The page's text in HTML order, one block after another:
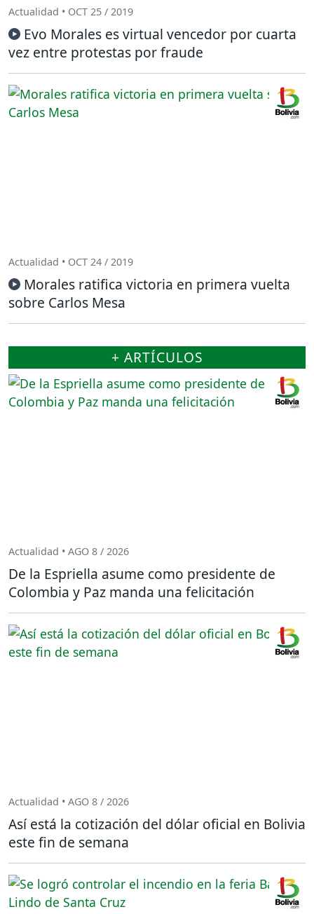
Actualidad • OCT 25 / 2019
Evo Morales es virtual vencedor por cuarta
vez entre protestas por fraude
Actualidad • OCT 24 / 2019
Morales ratifica victoria en primera vuelta
sobre Carlos Mesa
+ ARTÍCULOS
Actualidad • AGO 8 / 2026
De la Espriella asume como presidente de
Colombia y Paz manda una felicitación
Actualidad • AGO 8 / 2026
Así está la cotización del dólar oficial en Bolivia
este fin de semana